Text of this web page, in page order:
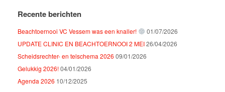
Recente berichten
Beachtoernooi VC Vessem was een knaller!
01/07/2026
UPDATE CLINIC EN BEACHTOERNOOI 2 MEI26/04/2026
Scheidsrechter- en telschema 2026 09/01/2026
Gelukkig 2026!04/01/2026
Agenda 2026 10/12/2025